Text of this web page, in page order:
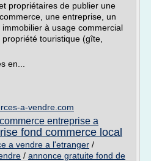
propriétaires de publier une
une entreprise, un
à usage commercial
touristique (gîte,
en...
a-vendre.com
entreprise a
fond commerce local
a vendre a l'etranger /
/ annonce gratuite fond de